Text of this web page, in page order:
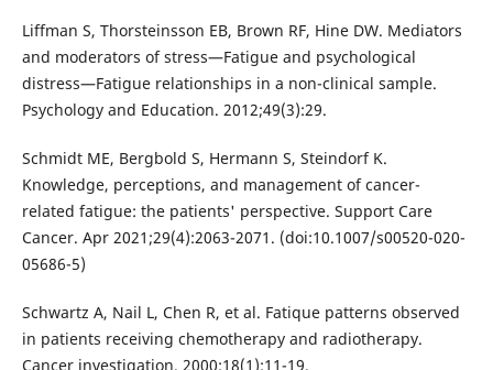
Liffman S, Thorsteinsson EB, Brown RF, Hine DW. Mediators
and moderators of stress—Fatigue and psychological
distress—Fatigue relationships in a non-clinical sample.
Psychology and Education. 2012;49(3):29.
Schmidt ME, Bergbold S, Hermann S, Steindorf K.
Knowledge, perceptions, and management of cancer-
related fatigue: the patients' perspective. Support Care
Cancer. Apr 2021;29(4):2063-2071. (doi:10.1007/s00520-020-
05686-5)
Schwartz A, Nail L, Chen R, et al. Fatique patterns observed
in patients receiving chemotherapy and radiotherapy.
Cancer investigation. 2000;18(1):11-19.